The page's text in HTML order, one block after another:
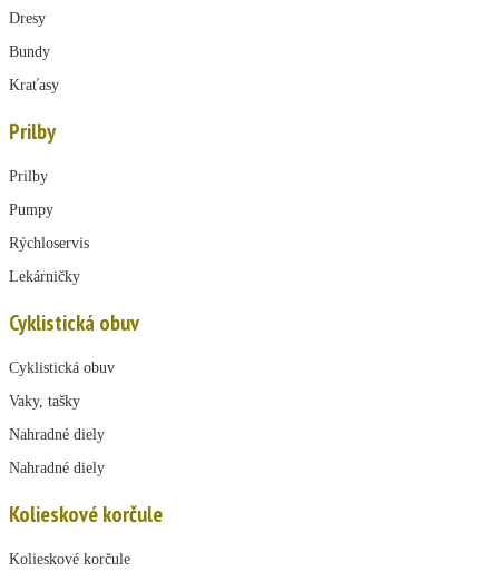
Dresy
Bundy
Kraťasy
Prilby
Prilby
Pumpy
Rýchloservis
Lekárničky
Cyklistická obuv
Cyklistická obuv
Vaky, tašky
Nahradné diely
Nahradné diely
Kolieskové korčule
Kolieskové korčule